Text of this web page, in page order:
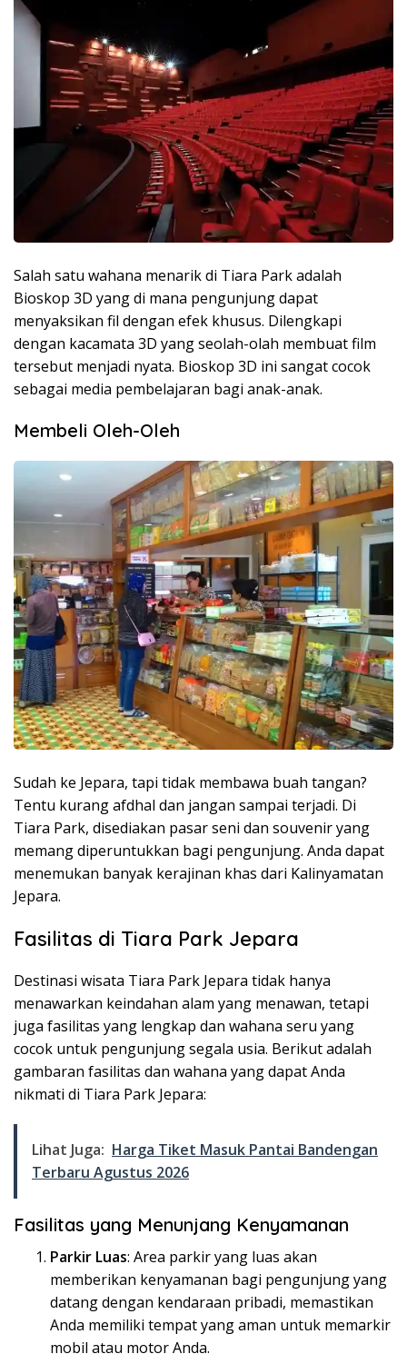
Salah satu wahana menarik di Tiara Park adalah
Bioskop 3D yang di mana pengunjung dapat
menyaksikan fil dengan efek khusus. Dilengkapi
dengan kacamata 3D yang seolah-olah membuat film
tersebut menjadi nyata. Bioskop 3D ini sangat cocok
sebagai media pembelajaran bagi anak-anak.
Membeli Oleh-Oleh
Sudah ke Jepara, tapi tidak membawa buah tangan?
Tentu kurang afdhal dan jangan sampai terjadi. Di
Tiara Park, disediakan pasar seni dan souvenir yang
memang diperuntukkan bagi pengunjung. Anda dapat
menemukan banyak kerajinan khas dari Kalinyamatan
Jepara.
Fasilitas di Tiara Park Jepara
Destinasi wisata Tiara Park Jepara tidak hanya
menawarkan keindahan alam yang menawan, tetapi
juga fasilitas yang lengkap dan wahana seru yang
cocok untuk pengunjung segala usia. Berikut adalah
gambaran fasilitas dan wahana yang dapat Anda
nikmati di Tiara Park Jepara:
Lihat Juga: Harga Tiket Masuk Pantai Bandengan
Terbaru Agustus 2026
Fasilitas yang Menunjang Kenyamanan
Parkir Luas: Area parkir yang luas akan
memberikan kenyamanan bagi pengunjung yang
datang dengan kendaraan pribadi, memastikan
Anda memiliki tempat yang aman untuk memarkir
mobil atau motor Anda.